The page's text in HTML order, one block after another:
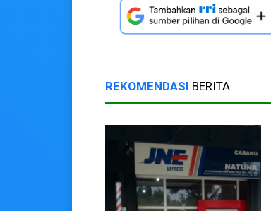
REKOMENDASI BERITA